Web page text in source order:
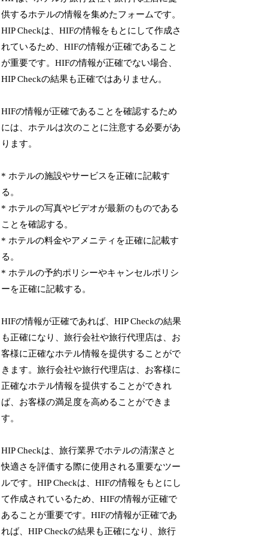
供するホテルの情報を集めたフォームです。
HIP Checkは、HIFの情報をもとにして作成さ
れているため、HIFの情報が正確であること
が重要です。HIFの情報が正確でない場合、
HIP Checkの結果も正確ではありません。
HIFの情報が正確であることを確認するため
には、ホテルは次のことに注意する必要があ
ります。
* ホテルの施設やサービスを正確に記載す
る。
* ホテルの写真やビデオが最新のものである
ことを確認する。
* ホテルの料金やアメニティを正確に記載す
る。
* ホテルの予約ポリシーやキャンセルポリシ
ーを正確に記載する。
HIFの情報が正確であれば、HIP Checkの結果
も正確になり、旅行会社や旅行代理店は、お
客様に正確なホテル情報を提供することがで
きます。旅行会社や旅行代理店は、お客様に
正確なホテル情報を提供することができれ
ば、お客様の満足度を高めることができま
す。
HIP Checkは、旅行業界でホテルの清潔さと
快適さを評価する際に使用される重要なツー
ルです。HIP Checkは、HIFの情報をもとにし
て作成されているため、HIFの情報が正確で
あることが重要です。HIFの情報が正確であ
れば、HIP Checkの結果も正確になり、旅行